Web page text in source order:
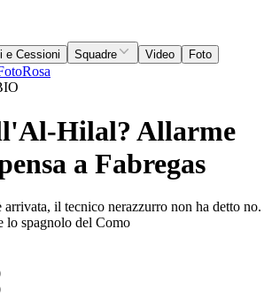
e Cessioni Squadre Video Foto
Rosa
Hilal? Allarme
a Fabregas
il tecnico nerazzurro non ha detto no.
lo spagnolo del Como